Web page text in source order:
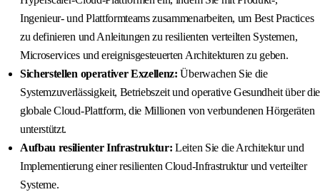
Ingenieur- und Plattformteams zusammenarbeiten, um Best Practices
zu definieren und Anleitungen zu resilienten verteilten Systemen,
Microservices und ereignisgesteuerten Architekturen zu geben.
Sicherstellen operativer Exzellenz: Überwachen Sie die
Systemzuverlässigkeit, Betriebszeit und operative Gesundheit über die
globale Cloud-Plattform, die Millionen von verbundenen Hörgeräten
unterstützt.
Aufbau resilienter Infrastruktur: Leiten Sie die Architektur und
Implementierung einer resilienten Cloud-Infrastruktur und verteilter
Systeme.